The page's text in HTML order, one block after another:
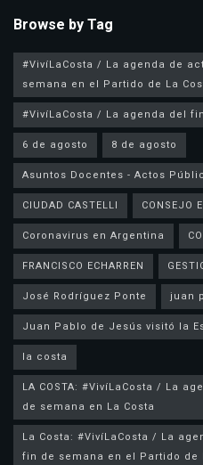
Browse by Tag
#VivíLaCosta / La agenda de
semana en el Partido de La
#VivíLaCosta / La agenda del
6 de agosto
8 de agosto
Asuntos Docentes - Actos
CIUDAD CASTELLI
CONSEJO
Coronavirus en Argentina
FRANCISCO ECHARREN
José Rodríguez Ponte
juan
la costa
LA COSTA: #VivíLaCosta / La
de semana en La Costa
La Costa: #VivíLaCosta / La
fin de semana en el Partido de